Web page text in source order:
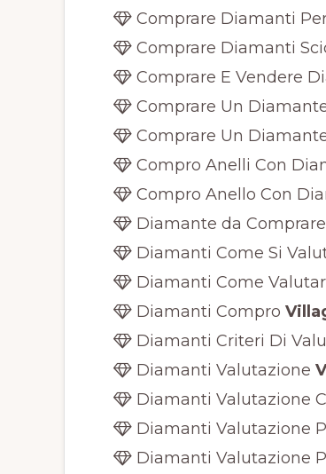
Comprare Diamanti
Comprare Diamanti
Comprare E Vendere
Comprare Un
Comprare Un
Compro Anelli Con
Compro Anello Con
Diamante da Comprare
Diamanti Come Si
Diamanti Come
Diamanti Compro
Diamanti Criteri Di
Diamanti Valutazione
Diamanti Valutazione
Diamanti Valutazione
Diamanti Valutazione